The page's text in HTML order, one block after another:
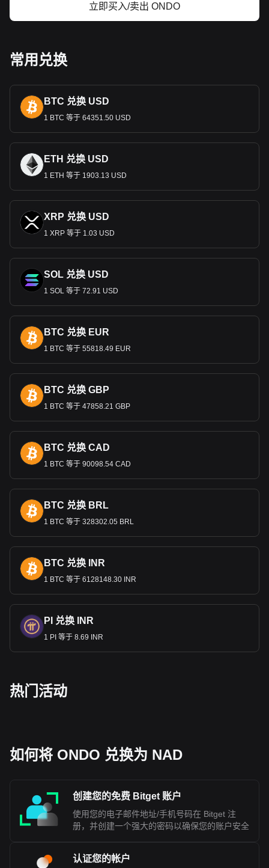
标，彰显了纳米比亚的独特身份。这些设计不仅具有实用性，
纳米比亚元在国家经济中发挥着核心作用，矿业、农业和旅游
业对国家经济起到了支撑作用。作为主要的交换媒介，它支持
货币政策与稳定
纳米比亚元由纳米比亚银行管理，与南非兰特挂钩，反映了两
国之间密切的经济联系。这种挂钩为纳米比亚元提供了一定程
度的稳定性，但也意味着纳米比亚元的价值与兰特的价值紧密
相连。该银行的政策旨在稳定货币
经济信心至关重要。
国际贸易与纳米比亚元
在国际贸易中，纳米比亚元的价值至关重要，尤其是对于纳米
比亚的出口产品，如钻石、铀和牛肉。稳定和有竞争力的汇率
汇款和经济影响
在国外，特别是在南非和其他国家工作的纳米比亚人的汇款是
外汇收入的重要来源。这些汇款兑换成纳米比亚元后，在支持
Bitget 加密货币与法币兑换数据显示，最受欢迎的
Ondo 汇率对是ONDO兑NAD，Ondo的货币代码是
ONDO。立即使用我们的加密货币计算器查看您的加
立即买入/卖出 ONDO
常用兑换
BTC 兑换 USD
1 BTC 等于 64351.50 USD
ETH 兑换 USD
1 ETH 等于 1903.13 USD
XRP 兑换 USD
1 XRP 等于 1.03 USD
SOL 兑换 USD
1 SOL 等于 72.91 USD
BTC 兑换 EUR
1 BTC 等于 55818.49 EUR
BTC 兑换 GBP
1 BTC 等于 47858.21 GBP
BTC 兑换 CAD
1 BTC 等于 90098.54 CAD
BTC 兑换 BRL
1 BTC 等于 328302.05 BRL
BTC 兑换 INR
1 BTC 等于 6128148.30 INR
PI 兑换 INR
1 PI 等于 8.69 INR
热门活动
如何将 ONDO 兑换为 NAD
创建您的免费 Bitget 账户
使用您的电子邮件地址/手机号码在 Bitget 注
册，并创建一个强大的密码以确保您的账户安全
认证您的帐户